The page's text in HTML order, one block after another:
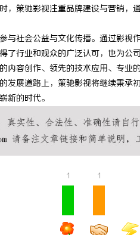
，策驰影视注重品牌建设与营销
与社会公益与文化传播。通过影
了行业和观众的广泛认可，也为公
内容创作、领先的技术应用、专
发展道路上，策驰影视将继续秉
新的时代。
1 1
武汉配眼镜 上海配眼镜